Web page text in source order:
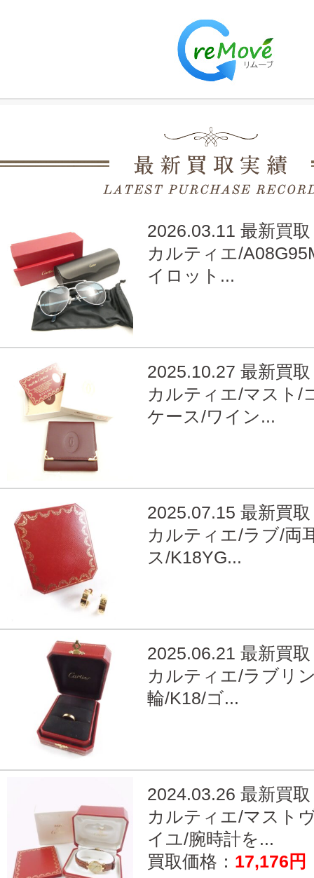
2026.03.11 最新買取
カルティエ/
イロット...
2025.10.27 最新買取
カルティエ/マスト/
ケース/ワイン...
2025.07.15 最新買取
カルティエ/ラブ/両
ス/K18YG...
2025.06.21 最新買取
カルティエ/ラブリ
輪/K18/ゴ...
2024.03.26 最新買取
カルティエ/マスト
イユ/腕時計を...
買取価格： 17,176円